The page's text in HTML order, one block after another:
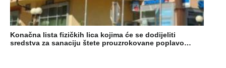
Konačna lista fizičkih lica kojima će se dodijeliti
sredstva za sanaciju štete prouzrokovane poplavo…